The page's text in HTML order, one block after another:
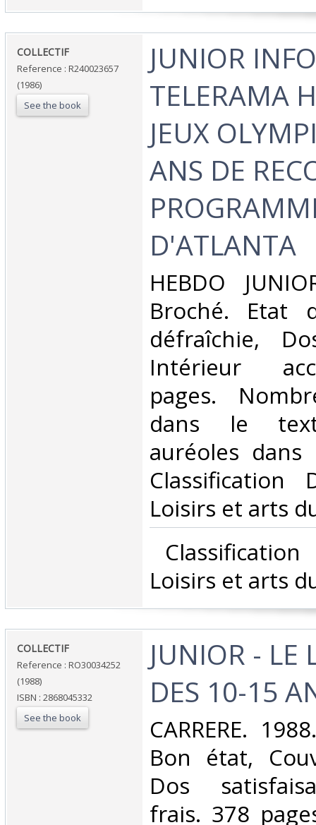
‎COLLECTIF‎
Reference : R240023657
(1986)
See the book
‎JUNIOR
TELERAMA
JEUX
ANS DE
D'ATLANTA‎
‎HEBDO
Broché. Etat
défraîchie,
Intérieur
pages.
dans le
auréoles
Classification
Loisirs et arts
Loisirs et arts
‎COLLECTIF‎
Reference : RO30034252
(1988)
ISBN : 2868045332
See the book
‎JUNIOR - LE
DES 10-15
‎CARRERE.
Bon état,
Dos
frais. 378